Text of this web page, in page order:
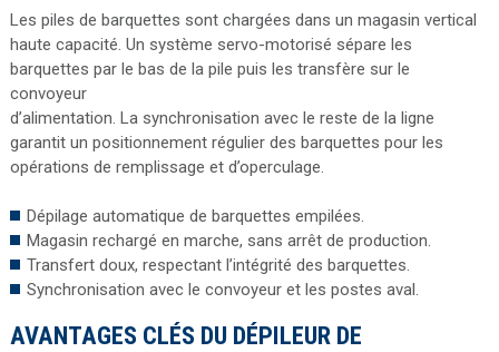
Les piles de barquettes sont chargées dans un magasin vertical
haute capacité. Un système servo-motorisé sépare les
barquettes par le bas de la pile puis les transfère sur le
convoyeur
d’alimentation. La synchronisation avec le reste de la ligne
garantit un positionnement régulier des barquettes pour les
opérations de remplissage et d’operculage.
Dépilage automatique de barquettes empilées.
Magasin rechargé en marche, sans arrêt de production.
Transfert doux, respectant l’intégrité des barquettes.
Synchronisation avec le convoyeur et les postes aval.
AVANTAGES CLÉS DU DÉPILEUR DE